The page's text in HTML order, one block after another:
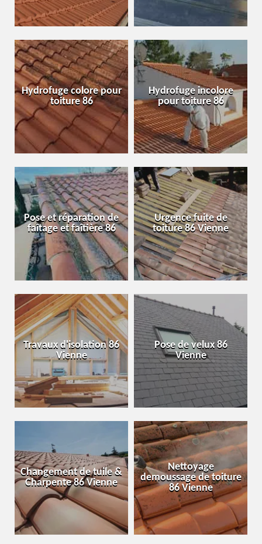
Hydrofuge colore pour
toiture 86
Hydrofuge incolore
pour toiture 86
Pose et réparation de
faîtage et faîtière 86
Urgence fuite de
toiture 86 Vienne
Travaux d'isolation 86
Vienne
Pose de velux 86
Vienne
Changement de tuile &
Charpente 86 Vienne
Nettoyage
demoussage de toiture
86 Vienne